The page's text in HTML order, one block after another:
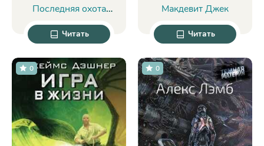
Последняя охота
Крэйвена - Нил Клейд
Читать
Макдевит Джек
Читать
0 0